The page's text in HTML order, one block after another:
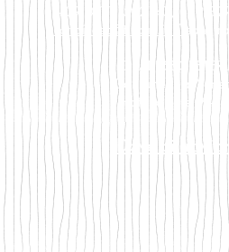
+39 0771.502147/+39
fondiliceo@tiscali.it /
ORARI
Dal Lunedì al
mattina: ore 9 –
Dove ci